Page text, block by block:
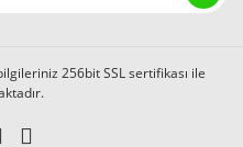
256bit SSL sertifikası ile